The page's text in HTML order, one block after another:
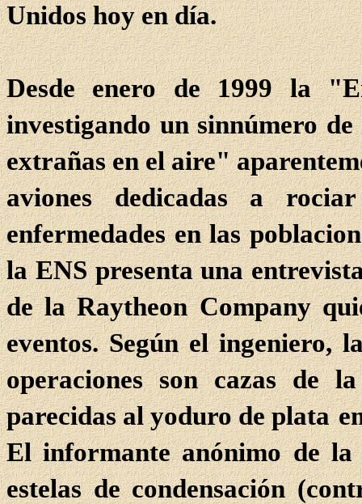
Unidos hoy en día.
Desde enero de 1999 la
investigando un sinnúmero
extrañas en el aire"
aviones dedicadas a
enfermedades en las
la ENS presenta una
de la Raytheon Company
eventos. Según el ingeniero,
operaciones son cazas de
parecidas al yoduro de plata
El informante anónimo de la
estelas de condensación